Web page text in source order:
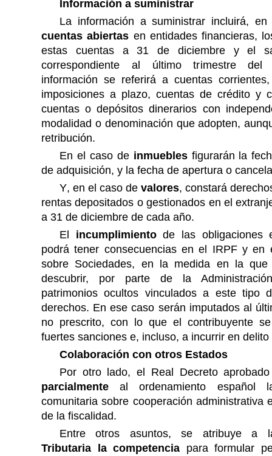
Información a suministrar
La información a suministrar incluirá,
cuentas abiertas en entidades financieras,
estas cuentas a 31 de diciembre y el
correspondiente al último trimestre
información se referirá a cuentas
imposiciones a plazo, cuentas de crédito y
cuentas o depósitos dinerarios con
modalidad o denominación que adopten,
retribución.
En el caso de inmueblesfigurarán la
de adquisición, y la fecha de apertura o
Y, en el caso de valores, constará
rentas depositados o gestionados en el
a 31 de diciembre de cada año.
El incumplimientode las obligaciones
podrá tener consecuencias en el IRPF y en
sobre Sociedades, en la medida en la que
descubrir, por parte de la
patrimonios ocultos vinculados a este tipo
derechos. En ese caso serán imputados al
no prescrito, con lo que el contribuyente
fuertes sanciones e, incluso, a incurrir en delito
Colaboración con otros Estados
Por otro lado, el Real Decreto
parcialmente al ordenamiento español
comunitaria sobre cooperación administrativa
de la fiscalidad.
Entre otros asuntos, se atribuye
Tributaria la competencia para formular